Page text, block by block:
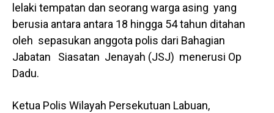
lelaki tempatan dan seorang warga asing yang
berusia antara antara 18 hingga 54 tahun ditahan
oleh sepasukan anggota polis dari Bahagian
Jabatan Siasatan Jenayah (JSJ) menerusi Op
Dadu.
Ketua Polis Wilayah Persekutuan Labuan,